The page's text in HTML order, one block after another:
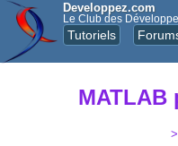
Developpez.com
Le Club des
Tutoriels
MATLAB